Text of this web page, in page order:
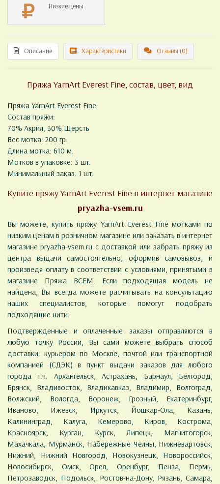
Низкие цены
Описание Характеристики Отзывы (0)
Пряжа YarnArt Everest Fine, состав, цвет, вид
Пряжа YarnArt Everest Fine
Состав пряжи:
70% Акрил, 30% Шерсть
Вес мотка: 200 гр.
Длина мотка: 610 м.
Мотков в упаковке: 3 шт.
Минимальный заказ: 1 шт.
Купите пряжу YarnArt Everest Fine в интернет-магазине
pryazha-vsem.ru
Вы можете, купить пряжу YarnArt Everest Fine мотками по
низким ценам в розничном магазине или заказать в интернет
магазине pryazha-vsem.ru с доставкой или забрать пряжу из
центра выдачи самостоятельно, оформив самовывоз, и
произведя оплату в соответствии с условиями, принятыми в
магазине Пряжа ВСЕМ. Если подходящая модель не
найдена, Вы всегда можете расчитывать на консультацию
наших специалистов, которые помогут подобрать
подходящие нити.
Подтвержденные и оплаченные заказы отправляются в
любую точку России, Вы сами можете выбрать способ
доставки: курьером по Москве, почтой или транспортной
компанией (СДЭК) в пункт выдачи заказов для любого
города т.ч. Архангельск, Астрахань, Барнаул, Белгород,
Брянск, Владивосток, Владикавказ, Владимир, Волгоград,
Волжский, Вологда, Воронеж, Грозный, Екатеринбург,
Иваново, Ижевск, Иркутск, Йошкар-Ола, Казань,
Калининград, Калуга, Кемерово, Киров, Кострома,
Красноярск, Курган, Курск, Липецк, Магнитогорск,
Махачкала, Мурманск, Набережные Челны, Нижневартовск,
Нижний, Нижний Новгород, Новокузнецк, Новороссийск,
Новосибирск, Омск, Орел, Оренбург, Пенза, Пермь,
Петрозаводск, Подольск, Ростов-на-Дону, Рязань, Самара,